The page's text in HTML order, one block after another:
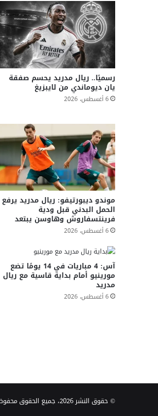
رسميًا.. ريال مدريد يحسم صفقة
يان ديوماندي من لايبزيغ
6 أغسطس، 2026
موندو ديبورتيفو: ريال مدريد يرفع
الحمل البدني قبل ودية
فرينتسفاروش وهاوسن يبتعد
6 أغسطس، 2026
آس: 4 مباريات في 14 يومًا تضع
مورينيو أمام بداية قاسية مع ريال
مدريد
6 أغسطس، 2026
© حقوق النشر 2026، جميع الحقوق محفوظة | realmadridarab.com